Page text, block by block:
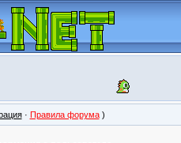
· Правила форума)